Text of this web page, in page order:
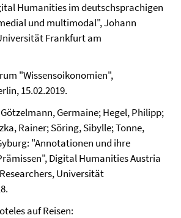
Humanities im deutschsprachigen
und multimodal", Johann
Frankfurt am
"Wissensoikonomien",
15.02.2019.
Germaine; Hegel, Philipp;
Rainer; Söring, Sibylle; Tonne,
"Annotationen und ihre
Digital Humanities Austria
Universität
auf Reisen: